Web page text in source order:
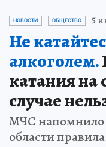
НОВОСТИ ОБЩЕСТВО 5
Не
алкоголем.
катания на
случае
МЧС
области